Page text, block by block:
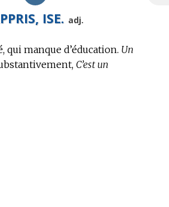
ISE. adj.
qui manque d’éducation. Un
C’est un